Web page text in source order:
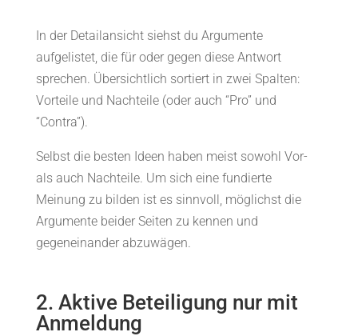
In der Detailansicht siehst du Argumente
aufgelistet, die für oder gegen diese Antwort
sprechen. Übersichtlich sortiert in zwei Spalten:
Vorteile und Nachteile (oder auch “Pro” und
“Contra”).
Selbst die besten Ideen haben meist sowohl Vor-
als auch Nachteile. Um sich eine fundierte
Meinung zu bilden ist es sinnvoll, möglichst die
Argumente beider Seiten zu kennen und
gegeneinander abzuwägen.
2. Aktive Beteiligung nur mit
Anmeldung